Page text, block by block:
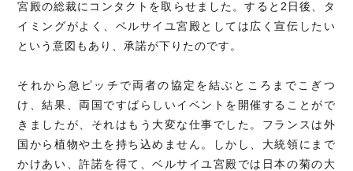
宮殿の総裁にコンタクトを取らせました。すると2日後、タ
イミングがよく、ベルサイユ宮殿としては広く宣伝したい
という意図もあり、承諾が下りたのです。
それから急ピッチで両者の協定を結ぶところまでこぎつ
け、結果、両国ですばらしいイベントを開催することがで
きましたが、それはもう大変な仕事でした。フランスは外
国から植物や土を持ち込めません。しかし、大統領にまで
かけあい、許諾を得て、ベルサイユ宮殿では日本の菊の大